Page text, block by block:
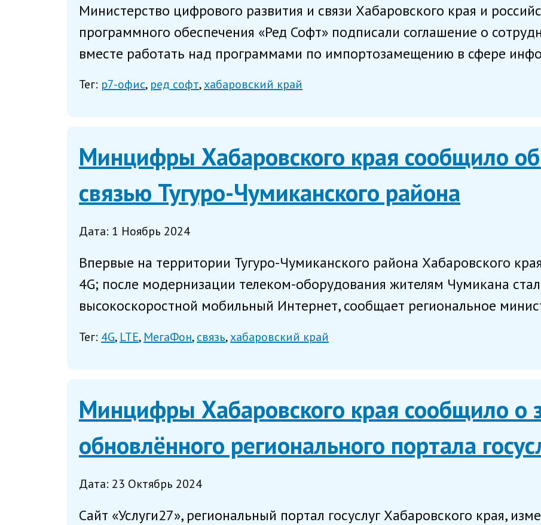
Министерство цифрового развития и связи Хабаровского края и
программного обеспечения «Ред Софт» подписали соглашение о
вместе работать над программами по импортозамещению в сфере
Тег: р7-офис ред софт хабаровский край
Минцифры Хабаровского края сообщило
связью Тугуро-Чумиканского района
Дата: 1 Ноябрь 2024
Впервые на территории Тугуро-Чумиканского района Хабаровского
4G; после модернизации телеком-оборудования жителям Чумикана
высокоскоростной мобильный Интернет, сообщает региональное
Тег: 4G LTE МегаФон связь хабаровский край
Минцифры Хабаровского края сообщило о
обновлённого регионального портала
Дата: 23 Октябрь 2024
Сайт «Услуги27», региональный портал госуслуг Хабаровского края,